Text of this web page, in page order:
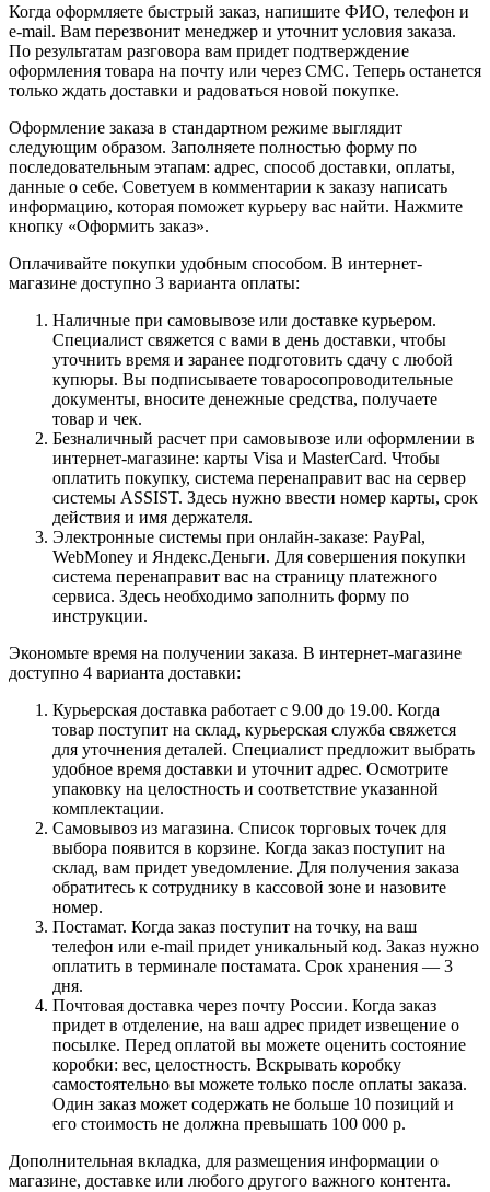
Когда оформляете быстрый заказ, напишите ФИО, телефон и
e-mail. Вам перезвонит менеджер и уточнит условия заказа.
По результатам разговора вам придет подтверждение
оформления товара на почту или через СМС. Теперь останется
только ждать доставки и радоваться новой покупке.
Оформление заказа в стандартном режиме выглядит
следующим образом. Заполняете полностью форму по
последовательным этапам: адрес, способ доставки, оплаты,
данные о себе. Советуем в комментарии к заказу написать
информацию, которая поможет курьеру вас найти. Нажмите
кнопку «Оформить заказ».
Оплачивайте покупки удобным способом. В интернет-
магазине доступно 3 варианта оплаты:
Наличные при самовывозе или доставке курьером.
Специалист свяжется с вами в день доставки, чтобы
уточнить время и заранее подготовить сдачу с любой
купюры. Вы подписываете товаросопроводительные
документы, вносите денежные средства, получаете
товар и чек.
Безналичный расчет при самовывозе или оформлении в
интернет-магазине: карты Visa и MasterCard. Чтобы
оплатить покупку, система перенаправит вас на сервер
системы ASSIST. Здесь нужно ввести номер карты, срок
действия и имя держателя.
Электронные системы при онлайн-заказе: PayPal,
WebMoney и Яндекс.Деньги. Для совершения покупки
система перенаправит вас на страницу платежного
сервиса. Здесь необходимо заполнить форму по
инструкции.
Экономьте время на получении заказа. В интернет-магазине
доступно 4 варианта доставки:
Курьерская доставка работает с 9.00 до 19.00. Когда
товар поступит на склад, курьерская служба свяжется
для уточнения деталей. Специалист предложит выбрать
удобное время доставки и уточнит адрес. Осмотрите
упаковку на целостность и соответствие указанной
комплектации.
Самовывоз из магазина. Список торговых точек для
выбора появится в корзине. Когда заказ поступит на
склад, вам придет уведомление. Для получения заказа
обратитесь к сотруднику в кассовой зоне и назовите
номер.
Постамат. Когда заказ поступит на точку, на ваш
телефон или e-mail придет уникальный код. Заказ нужно
оплатить в терминале постамата. Срок хранения — 3
дня.
Почтовая доставка через почту России. Когда заказ
придет в отделение, на ваш адрес придет извещение о
посылке. Перед оплатой вы можете оценить состояние
коробки: вес, целостность. Вскрывать коробку
самостоятельно вы можете только после оплаты заказа.
Один заказ может содержать не больше 10 позиций и
его стоимость не должна превышать 100 000 р.
Дополнительная вкладка, для размещения информации о
магазине, доставке или любого другого важного контента.